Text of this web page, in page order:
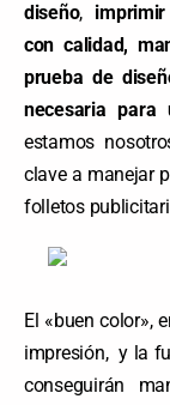
diseño, imprimir
con calidad,
prueba de
necesaria para
estamos
clave a manejar
folletos
El «buen color»,
impresión, y la
conseguirán